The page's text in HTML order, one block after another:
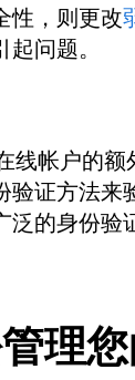
性，则更改
问题。
线帐户的额
证方法
泛的身份
理